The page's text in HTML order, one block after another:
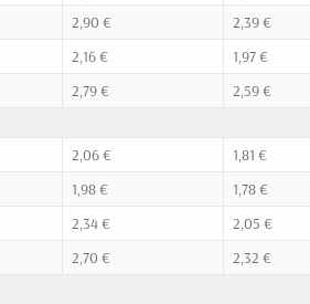
2,90 €
2,39 €
2,16 €
1,97 €
2,79 €
2,59 €
2,06 €
1,81 €
1,98 €
1,78 €
2,34 €
2,05 €
2,70 €
2,32 €